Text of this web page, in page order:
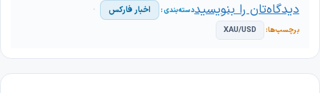
اخبار فارکس
XAU/USD
دیدگاه‌تان را بنویسید